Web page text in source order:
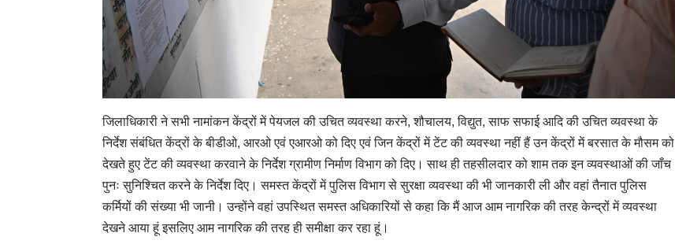
जिलाधिकारी ने सभी नामांकन केंद्रों में पेयजल की उचित व्यवस्था करने, शौचालय, विद्युत, साफ सफाई आदि की उचित व्यवस्था के
निर्देश संबंधित केंद्रों के बीडीओ, आरओ एवं एआरओ को दिए एवं जिन केंद्रों में टेंट की व्यवस्था नहीं हैं उन केंद्रों में बरसात के मौसम को
देखते हुए टेंट की व्यवस्था करवाने के निर्देश ग्रामीण निर्माण विभाग को दिए। साथ ही तहसीलदार को शाम तक इन व्यवस्थाओं की जाँच
पुनः सुनिश्चित करने के निर्देश दिए। समस्त केंद्रों में पुलिस विभाग से सुरक्षा व्यवस्था की भी जानकारी ली और वहां तैनात पुलिस
कर्मियों की संख्या भी जानी। उन्होंने वहां उपस्थित समस्त अधिकारियों से कहा कि मैं आज आम नागरिक की तरह केन्द्रों में व्यवस्था
देखने आया हूं इसलिए आम नागरिक की तरह ही समीक्षा कर रहा हूं।